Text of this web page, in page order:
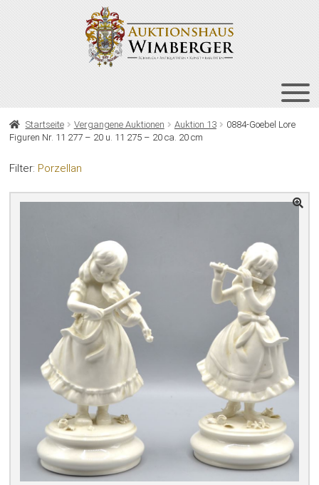
HOME
NEWSLETTER
Startseite Vergangene Auktionen Auktion 13
0884-Goebel Lore
Figuren Nr. 11 277 – 20 u. 11 275 – 20 ca. 20 cm
Filter: Porzellan